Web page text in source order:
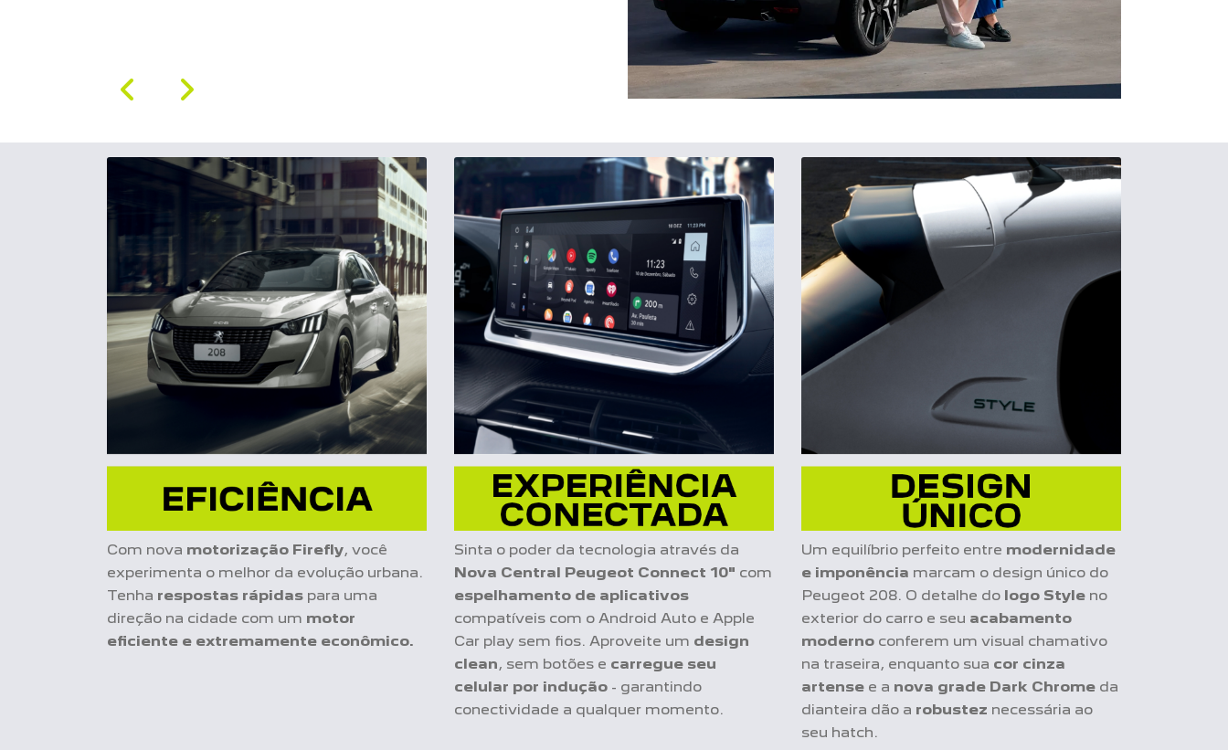
PreviousNext
Com nova motorização Firefly, você
experimenta o melhor da evolução urbana.
Tenha respostas rápidas para uma
direção na cidade com um motor
eficiente e extremamente econômico.
Sinta o poder da tecnologia através da
Nova Central Peugeot Connect 10" com
espelhamento de aplicativos
compatíveis com o Android Auto e Apple
Car play sem fios. Aproveite um design
clean, sem botões e carregue seu
celular por indução - garantindo
conectividade a qualquer momento.
Um equilíbrio perfeito entre modernidade
e imponência marcam o design único do
Peugeot 208. O detalhe do logo Style no
exterior do carro e seu acabamento
moderno conferem um visual chamativo
na traseira, enquanto sua cor cinza
artense e a nova grade Dark Chrome da
dianteira dão a robustez necessária ao
seu hatch.